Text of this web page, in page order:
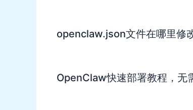
openclaw.json文件在哪里修
OpenClaw快速部署教程，无